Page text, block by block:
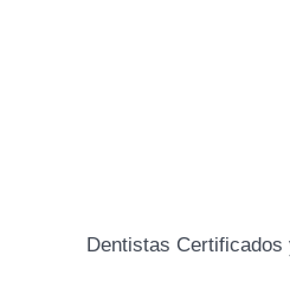
Dentistas